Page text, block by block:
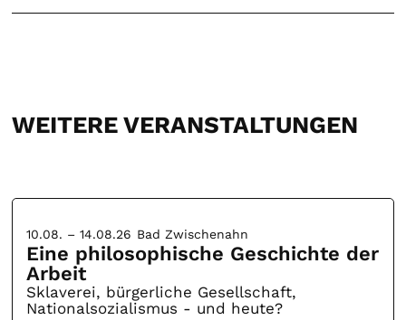
WEITERE VERANSTALTUNGEN
10.08. – 14.08.26 Bad Zwischenahn
Eine philosophische Geschichte der
Arbeit
Sklaverei, bürgerliche Gesellschaft,
Nationalsozialismus - und heute?